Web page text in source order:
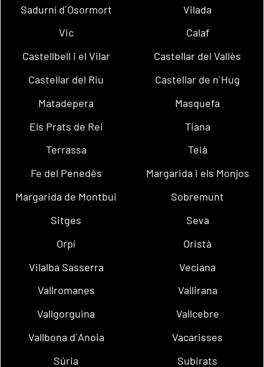
Sadurní d´Osormort
Vilada
Vic
Calaf
Castellbell i el Vilar
Castellar del Vallès
Castellar del Riu
Castellar de n´Hug
Matadepera
Masquefa
Els Prats de Rei
Tiana
Terrassa
Teià
Fe del Penedès
Margarida i els Monjos
Margarida de Montbui
Sobremunt
Sitges
Seva
Orpí
Oristà
Vilalba Sasserra
Veciana
Vallromanes
Vallirana
Vallgorguina
Vallcebre
Vallbona d´Anoia
Vacarisses
Súria
Subirats